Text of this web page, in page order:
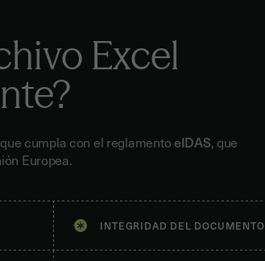
Excel
cumpla con el reglamentoeIDAS, que
Europea.
INTEGRIDAD DEL DOCUMENTO